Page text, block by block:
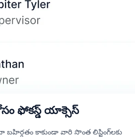
ఫోకస్డ్ యాక్సెస్
కాకుండా వారి సొంత లిస్టింగ్‌లకు